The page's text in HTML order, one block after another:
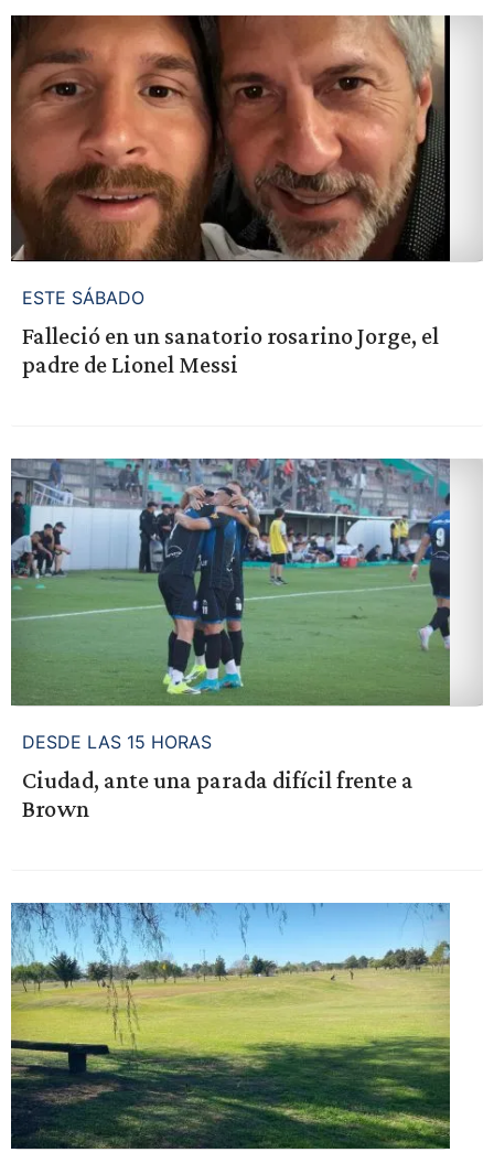
ESTE SÁBADO
Falleció en un sanatorio rosarino Jorge, el
padre de Lionel Messi
DESDE LAS 15 HORAS
Ciudad, ante una parada difícil frente a
Brown